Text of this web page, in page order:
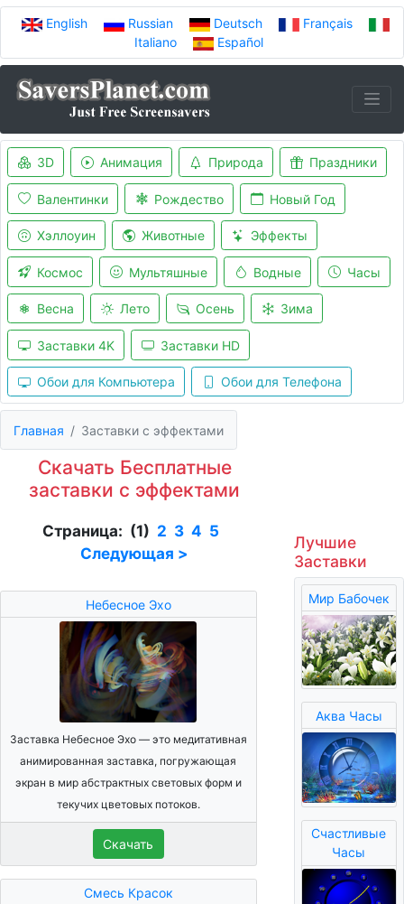
English Russian Deutsch
Français
Italiano
Español
3D Анимация Природа Праздники
Валентинки Рождество Новый Год
Хэллоуин Животные Эффекты
Космос Мультяшные Водные Часы
Весна Лето Осень Зима
Заставки 4K Заставки HD
Обои для Компьютера Обои для Телефона
Главная Заставки с эффектами
Скачать Бесплатные
заставки с эффектами
Страница: (1) 2 3 4 5
Следующая >
Небесное Эхо
Заставка Небесное Эхо — это медитативная
анимированная заставка, погружающая
экран в мир абстрактных световых форм и
текучих цветовых потоков.
Скачать
Смесь Красок
Лучшие
Заставки
Мир Бабочек
Аква Часы
Счастливые
Часы